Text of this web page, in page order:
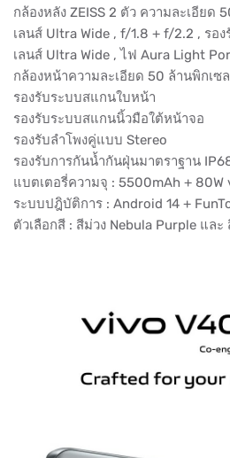
กล้องหลัง ZEISS 2 ตัว ความละเอียด
เลนส์ Ultra Wide , f/1.8 + f/2.2 , รอ
เลนส์ Ultra Wide , ไฟ Aura Light
กล้องหน้าความละเอียด 50 ล้านพิกเซ
รองรับระบบสแกนใบหน้า
รองรับระบบสแกนนิ้วมือใต้หน้าจอ
รองรับลำโพงคู่แบบ Stereo
รองรับการกันน้ำกันฝุ่นมาตราฐาน
แบตเตอรี่ความจุ : 5500mAh + 80W
ระบบปฎิบัติการ : Android 14 +
ตัวเลือกสี : สีม่วง Nebula Purple และ